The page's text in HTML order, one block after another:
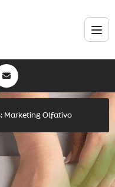
Marketing Olfativo